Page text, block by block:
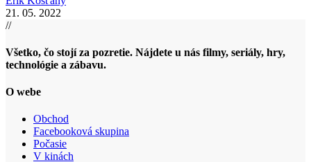
21. 05. 2022
//
Všetko, čo stojí za pozretie. Nájdete u nás filmy, seriály, hry,
technológie a zábavu.
O webe
Obchod
Facebooková skupina
Počasie
V kinách